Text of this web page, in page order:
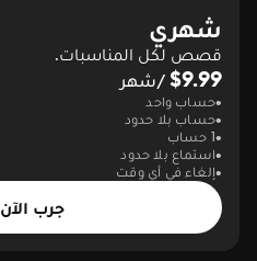
شهري
قصص لكل المناسبات.
$9.99 /شهر
حساب واحد
حساب بلا حدود
1 حساب
استماع بلا حدود
إلغاء في أي وقت
جرب الآن